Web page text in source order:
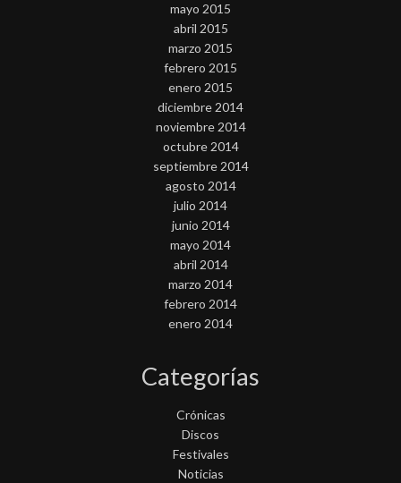
mayo 2015
abril 2015
marzo 2015
febrero 2015
enero 2015
diciembre 2014
noviembre 2014
octubre 2014
septiembre 2014
agosto 2014
julio 2014
junio 2014
mayo 2014
abril 2014
marzo 2014
febrero 2014
enero 2014
Categorías
Crónicas
Discos
Festivales
Noticias